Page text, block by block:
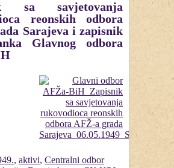
sa savjetovanja
reonskih odbora
Sarajeva i zapisnik
Glavnog odbora
, aktivi, Centralni odbor